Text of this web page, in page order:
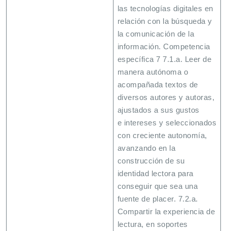
las tecnologías digitales en
relación con la búsqueda y
la comunicación de la
información. Competencia
específica 7 7.1.a. Leer de
manera autónoma o
acompañada textos de
diversos autores y autoras,
ajustados a sus gustos
e intereses y seleccionados
con creciente autonomía,
avanzando en la
construcción de su
identidad lectora para
conseguir que sea una
fuente de placer. 7.2.a.
Compartir la experiencia de
lectura, en soportes